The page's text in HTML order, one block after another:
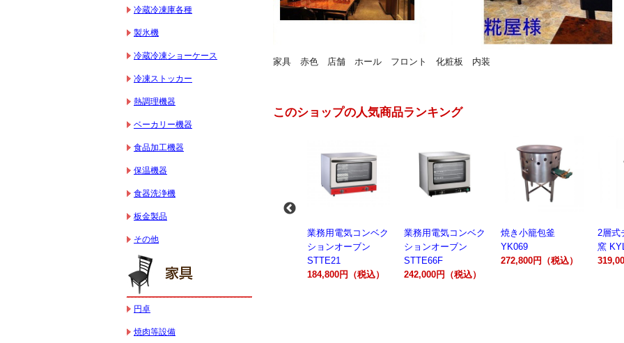
家具 赤色 店舗 ホール フロント 化粧板 内装
このショップの人気商品ランキング
業務用スパイラルミ
キサー 30L
HTHS30IN
595,100円（税込）
業務用電気コンベク
ションオーブン
STTE66F
242,000円（税込）
焼き小籠包釜
YK069
272,800円（税込）
2層式チャーシュー
窯 KYL00602A
319,000円（税込）
電動
300A
冷蔵冷凍庫各種
製氷機
冷蔵冷凍ショーケース
冷凍ストッカー
熱調理機器
ベーカリー機器
食品加工機器
保温機器
食器洗浄機
板金製品
その他
円卓
焼肉等設備